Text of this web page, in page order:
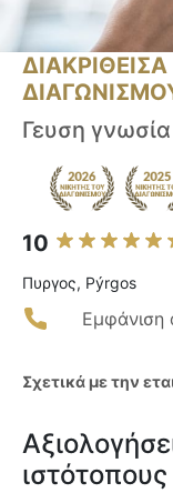
ΔΙΑΓΩΝΙΣΜΟΥ
Γευση γνωσία
10
Πυργος, Pýrgos
Εμφάνιση
Σχετικά με την
ιστότοπους